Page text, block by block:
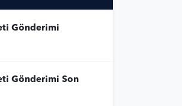
Gönderimi
Gönderimi Son